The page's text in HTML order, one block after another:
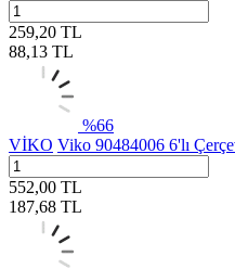
259,20 TL
88,13 TL
%66
VİKO Viko 90484006 6'lı
552,00 TL
187,68 TL